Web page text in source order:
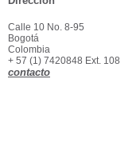
Calle 10 No. 8-95
Bogotá
Colombia
+ 57 (1) 7420848 Ext. 108
contacto